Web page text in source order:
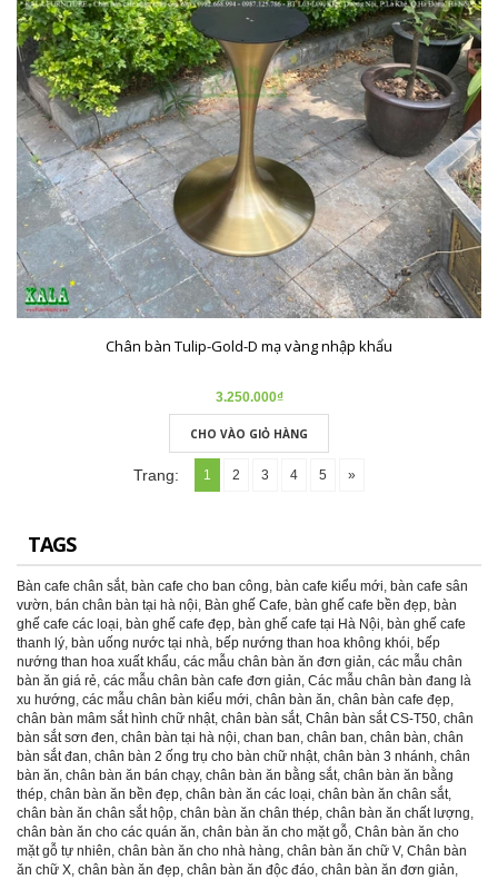
Chân bàn Tulip-Gold-D mạ vàng nhập khẩu
3.250.000₫
CHO VÀO GIỎ HÀNG
Trang: 1 2 3 4 5 »
TAGS
Bàn cafe chân sắt, bàn cafe cho ban công, bàn cafe kiểu mới, bàn cafe sân
vườn, bán chân bàn tại hà nội, Bàn ghế Cafe, bàn ghế cafe bền đẹp, bàn
ghế cafe các loại, bàn ghế cafe đẹp, bàn ghế cafe tại Hà Nội, bàn ghế cafe
thanh lý, bàn uống nước tại nhà, bếp nướng than hoa không khói, bếp
nướng than hoa xuất khẩu, các mẫu chân bàn ăn đơn giản, các mẫu chân
bàn ăn giá rẻ, các mẫu chân bàn cafe đơn giản, Các mẫu chân bàn đang là
xu hướng, các mẫu chân bàn kiểu mới, chân bàn ăn, chân bàn cafe đẹp,
chân bàn mâm sắt hình chữ nhật, chân bàn sắt, Chân bàn sắt CS-T50, chân
bàn sắt sơn đen, chân bàn tại hà nội, chan ban, chân ban, chân bàn, chân
bàn sắt đan, chân bàn 2 ống trụ cho bàn chữ nhật, chân bàn 3 nhánh, chân
bàn ăn, chân bàn ăn bán chạy, chân bàn ăn bằng sắt, chân bàn ăn bằng
thép, chân bàn ăn bền đẹp, chân bàn ăn các loại, chân bàn ăn chân sắt,
chân bàn ăn chân sắt hộp, chân bàn ăn chân thép, chân bàn ăn chất lượng,
chân bàn ăn cho các quán ăn, chân bàn ăn cho mặt gỗ, Chân bàn ăn cho
mặt gỗ tự nhiên, chân bàn ăn cho nhà hàng, chân bàn ăn chữ V, Chân bàn
ăn chữ X, chân bàn ăn đẹp, chân bàn ăn độc đáo, chân bàn ăn đơn giản,